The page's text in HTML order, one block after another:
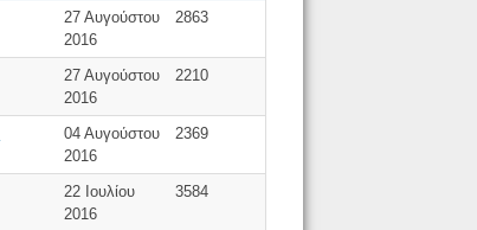
27 Αυγούστου
2016
2863
27 Αυγούστου
2016
2210
04 Αυγούστου
2016
2369
22 Ιουλίου
2016
3584